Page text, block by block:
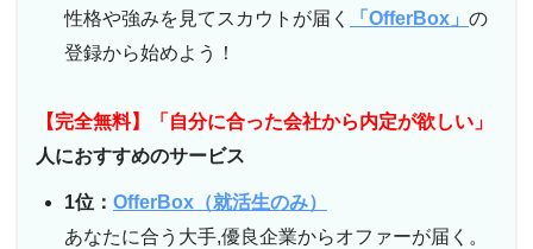
性格や強みを見てスカウトが届く
「OfferBox」 の
登録から始めよう！
【完全無料】「自分に合った会社から内定が欲しい」
人におすすめのサービス
1位： OfferBox（就活生のみ）
あなたに合う大手,優良企業からオファーが届く。